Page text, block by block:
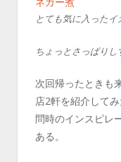
とても気に入ったイ
ちょっとさっぱりし
次回帰ったときも
店2軒を紹介して
問時のインスピレ
ある。